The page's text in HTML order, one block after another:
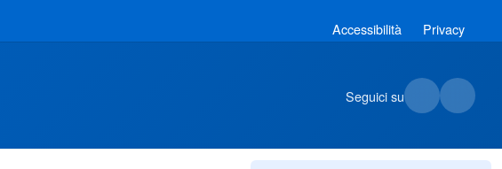
Accessibilità Privacy
Seguici su